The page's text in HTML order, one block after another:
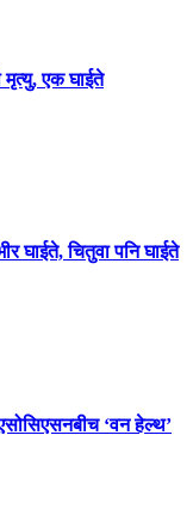
मृत्यु, एक घाईते
घाईते, चितुवा पनि घाईते
‘वन हेल्थ’